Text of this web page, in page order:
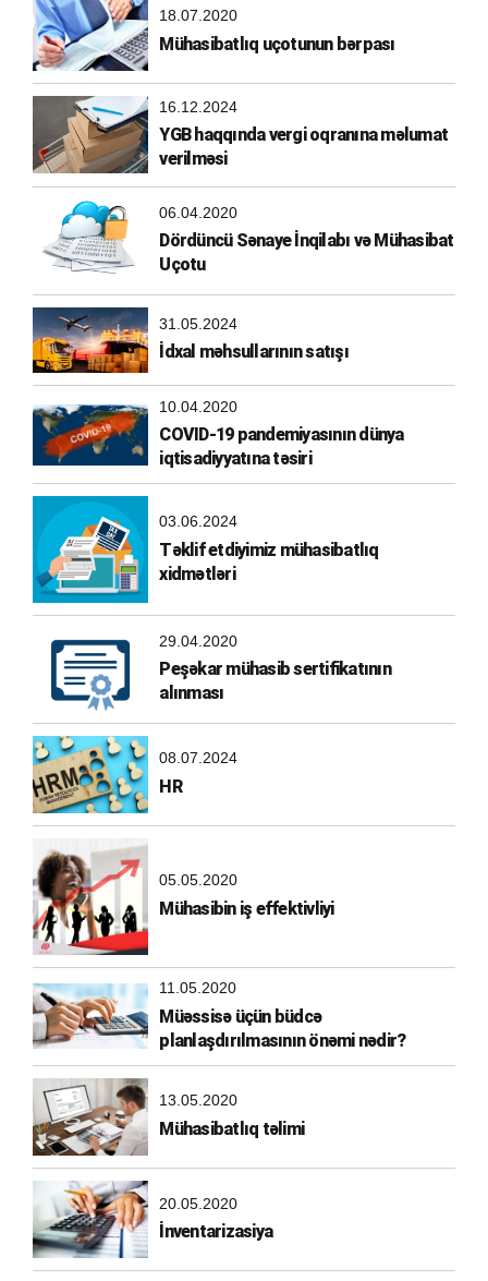
18.07.2020
Mühasibatlıq uçotunun bərpası
16.12.2024
YGB haqqında vergi oqranına məlumat
verilməsi
06.04.2020
Dördüncü Sənaye İnqilabı və Mühasibat
Uçotu
31.05.2024
İdxal məhsullarının satışı
10.04.2020
COVID-19 pandemiyasının dünya
iqtisadiyyatına təsiri
03.06.2024
Təklif etdiyimiz mühasibatlıq
xidmətləri
29.04.2020
Peşəkar mühasib sertifikatının
alınması
08.07.2024
HR
05.05.2020
Mühasibin iş effektivliyi
11.05.2020
Müəssisə üçün büdcə
planlaşdırılmasının önəmi nədir?
13.05.2020
Mühasibatlıq təlimi
20.05.2020
İnventarizasiya